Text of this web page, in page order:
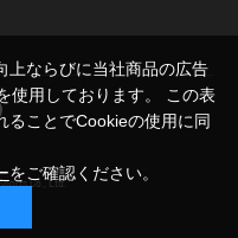
Co., Ltd.
上ならびに当社商品の広告
使用しております。 この表
ることでCookieの使用に同
をご確認ください。